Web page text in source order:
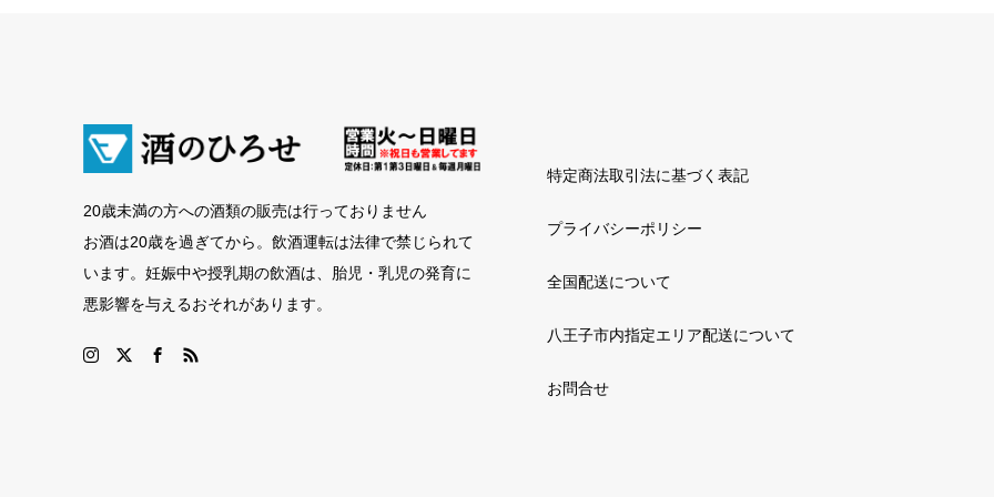
20歳未満の方への酒類の販売は行っておりません
お酒は20歳を過ぎてから。飲酒運転は法律で禁じられて
います。妊娠中や授乳期の飲酒は、胎児・乳児の発育に
悪影響を与えるおそれがあります。
特定商法取引法に基づく表記
プライバシーポリシー
全国配送について
八王子市内指定エリア配送について
お問合せ